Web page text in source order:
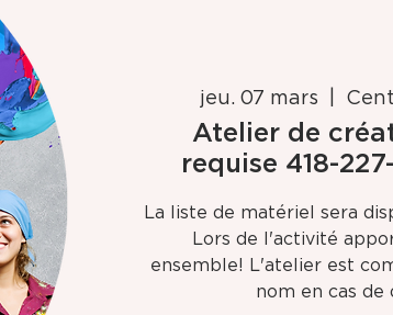
jeu. 07 mars
Atelier de
requise 418-
La liste de matériel sera
Lors de l'activité
ensemble! L'atelier est
nom en cas de